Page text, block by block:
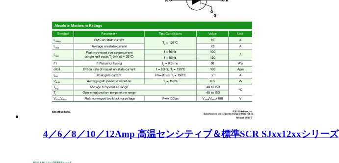
4／6／8／10／12Amp 高温センシティブ＆標準SCR SJxx12xxシリーズ